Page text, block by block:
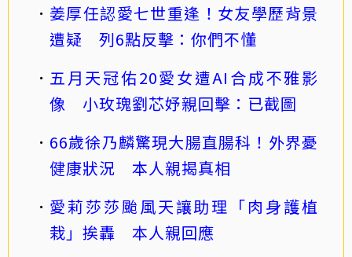
姜厚任認愛七世重逢！女友學歷背景
遭疑 列6點反擊：你們不懂
五月天冠佑20愛女遭AI合成不雅影
像 小玫瑰劉芯妤親回擊：已截圖
66歲徐乃麟驚現大腸直腸科！外界憂
健康狀況 本人親揭真相
愛莉莎莎颱風天讓助理「肉身護植
栽」挨轟 本人親回應